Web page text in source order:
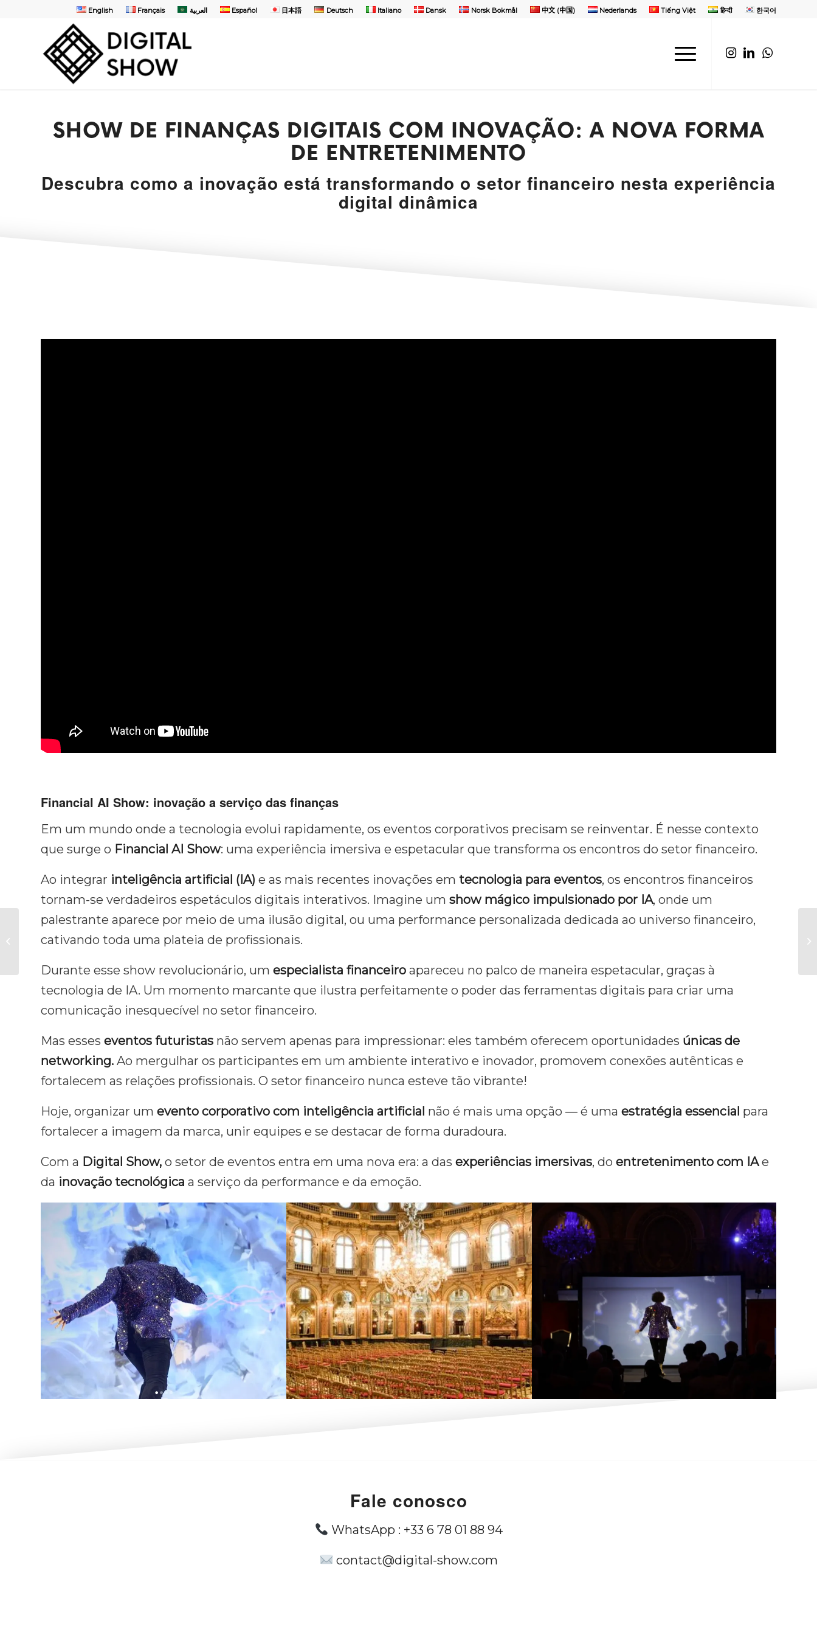
English Français العربية Español 日本語 Deutsch Italiano Dansk Norsk Bokmål 中文 (中国) Nederlands Tiếng Việt हिन्दी 한국어
SHOW DE FINANÇAS DIGITAIS COM INOVAÇÃO: A NOVA FORMA
DE ENTRETENIMENTO
Descubra como a inovação está transformando o setor financeiro nesta experiência
digital dinâmica
Financial AI Show: inovação a serviço das finanças
Em um mundo onde a tecnologia evolui rapidamente, os eventos corporativos precisam se reinventar. É nesse contexto
que surge o Financial AI Show: uma experiência imersiva e espetacular que transforma os encontros do setor financeiro.
Ao integrar inteligência artificial (IA) e as mais recentes inovações em tecnologia para eventos, os encontros financeiros
tornam-se verdadeiros espetáculos digitais interativos. Imagine um show mágico impulsionado por IA, onde um
palestrante aparece por meio de uma ilusão digital, ou uma performance personalizada dedicada ao universo financeiro,
cativando toda uma plateia de profissionais.
Durante esse show revolucionário, um especialista financeiro apareceu no palco de maneira espetacular, graças à
tecnologia de IA. Um momento marcante que ilustra perfeitamente o poder das ferramentas digitais para criar uma
comunicação inesquecível no setor financeiro.
Mas esses eventos futuristas não servem apenas para impressionar: eles também oferecem oportunidades únicas de
networking. Ao mergulhar os participantes em um ambiente interativo e inovador, promovem conexões autênticas e
fortalecem as relações profissionais. O setor financeiro nunca esteve tão vibrante!
Hoje, organizar um evento corporativo com inteligência artificial não é mais uma opção — é uma estratégia essencial para
fortalecer a imagem da marca, unir equipes e se destacar de forma duradoura.
Com a Digital Show, o setor de eventos entra em uma nova era: a das experiências imersivas, do entretenimento com IAe
da inovação tecnológica a serviço da performance e da emoção.
Fale conosco
WhatsApp : +33 6 78 01 88 94
contact@digital-show.com
Um especialista em
IA explica a IA: O que